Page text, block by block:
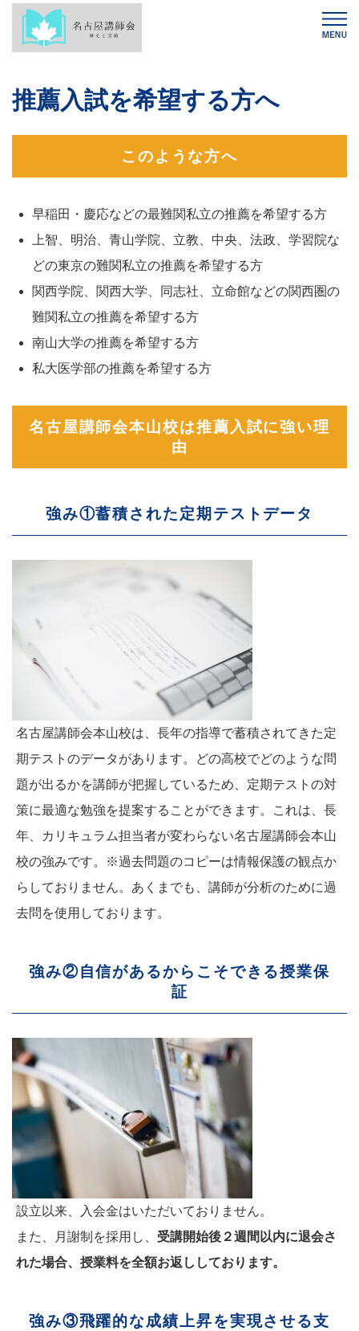
推薦入試を希望する方へ
このような方へ
早稲田・慶応などの最難関私立の推薦を希望する方
上智、明治、青山学院、立教、中央、法政、学習院な
どの東京の難関私立の推薦を希望する方
関西学院、関西大学、同志社、立命館などの関西圏の
難関私立の推薦を希望する方
南山大学の推薦を希望する方
私大医学部の推薦を希望する方
名古屋講師会本山校は推薦入試に強い理
由
強み①蓄積された定期テストデータ
名古屋講師会本山校は、長年の指導で蓄積されてきた定
期テストのデータがあります。どの高校でどのような問
題が出るかを講師が把握しているため、定期テストの対
策に最適な勉強を提案することができます。これは、長
年、カリキュラム担当者が変わらない名古屋講師会本山
校の強みです。※過去問題のコピーは情報保護の観点か
らしておりません。あくまでも、講師が分析のために過
去問を使用しております。
強み②自信があるからこそできる授業保
証
設立以来、入会金はいただいておりません。
また、月謝制を採用し、 受講開始後２週間以内に退会さ
れた場合、授業料を全額お返ししております。
強み③飛躍的な成績上昇を実現させる支